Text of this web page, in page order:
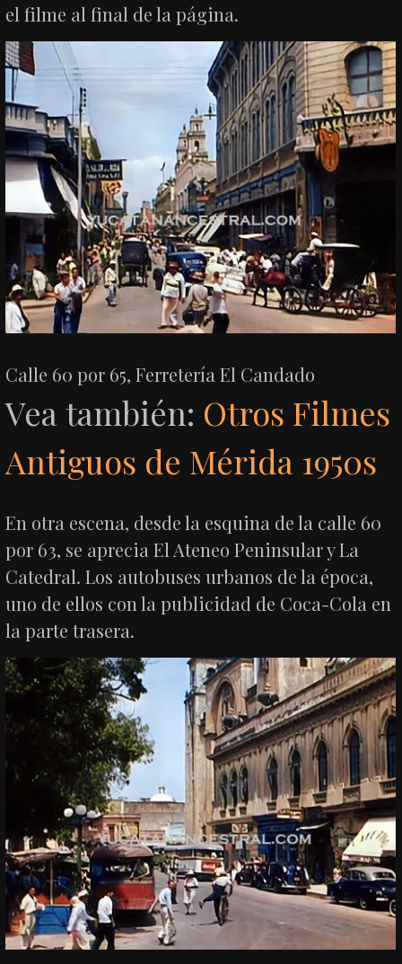
el filme al final de la página.
Calle 60 por 65, Ferretería El Candado
Vea también: Otros Filmes
Antiguos de Mérida 1950s
En otra escena, desde la esquina de la calle 60
por 63, se aprecia El Ateneo Peninsular y La
Catedral. Los autobuses urbanos de la época,
uno de ellos con la publicidad de Coca-Cola en
la parte trasera.